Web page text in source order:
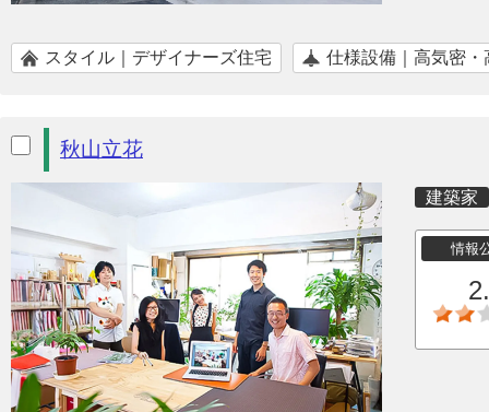
スタイル｜デザイナーズ住宅 仕様設備｜高気密・
秋山立花
建築家
情報